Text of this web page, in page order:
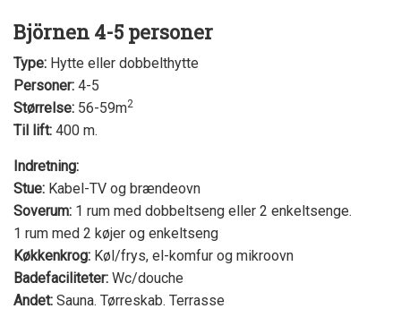
Björnen 4-5 personer
Type: Hytte eller dobbelthytte
Personer: 4-5
Størrelse: 56-59m2
Til lift: 400 m.
Indretning:
Stue: Kabel-TV og brændeovn
Soverum: 1 rum med dobbeltseng eller 2 enkeltsenge.
1 rum med 2 køjer og enkeltseng
Køkkenkrog: Køl/frys, el-komfur og mikroovn
Badefaciliteter: Wc/douche
Andet: Sauna. Tørreskab. Terrasse